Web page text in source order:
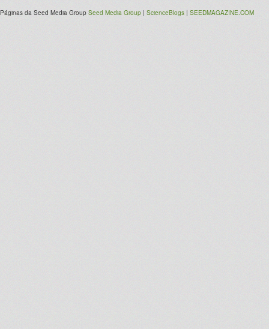
Páginas da Seed Media Group Seed Media Group | ScienceBlogs | SEEDMAGAZINE.COM